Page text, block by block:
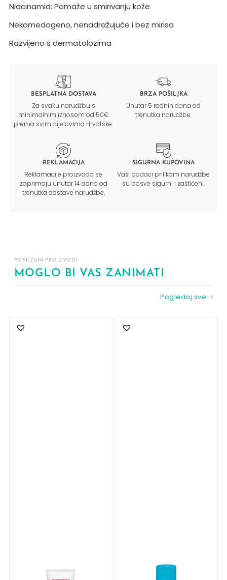
Niacinamid: Pomaže u smirivanju kože
Nekomedogeno, nenadražujuće i bez mirisa
Razvijeno s dermatolozima
BESPLATNA DOSTAVA
Za svaku narudžbu s
minimalnim iznosom od 50€
prema svim dijelovima Hrvatske.
BRZA POŠILJKA
Unutar 5 radnih dana od
trenutka narudžbe.
REKLAMACIJA
Reklamacije proizvoda se
zaprimaju unutar 14 dana od
trenutka dostave narudžbe.
SIGURNA KUPOVINA
Vaši podaci prilikom narudžbe
su posve sigurni i zaštićeni.
POVEZANI PROIZVODI
MOGLO BI VAS ZANIMATI
Pogledaj sve